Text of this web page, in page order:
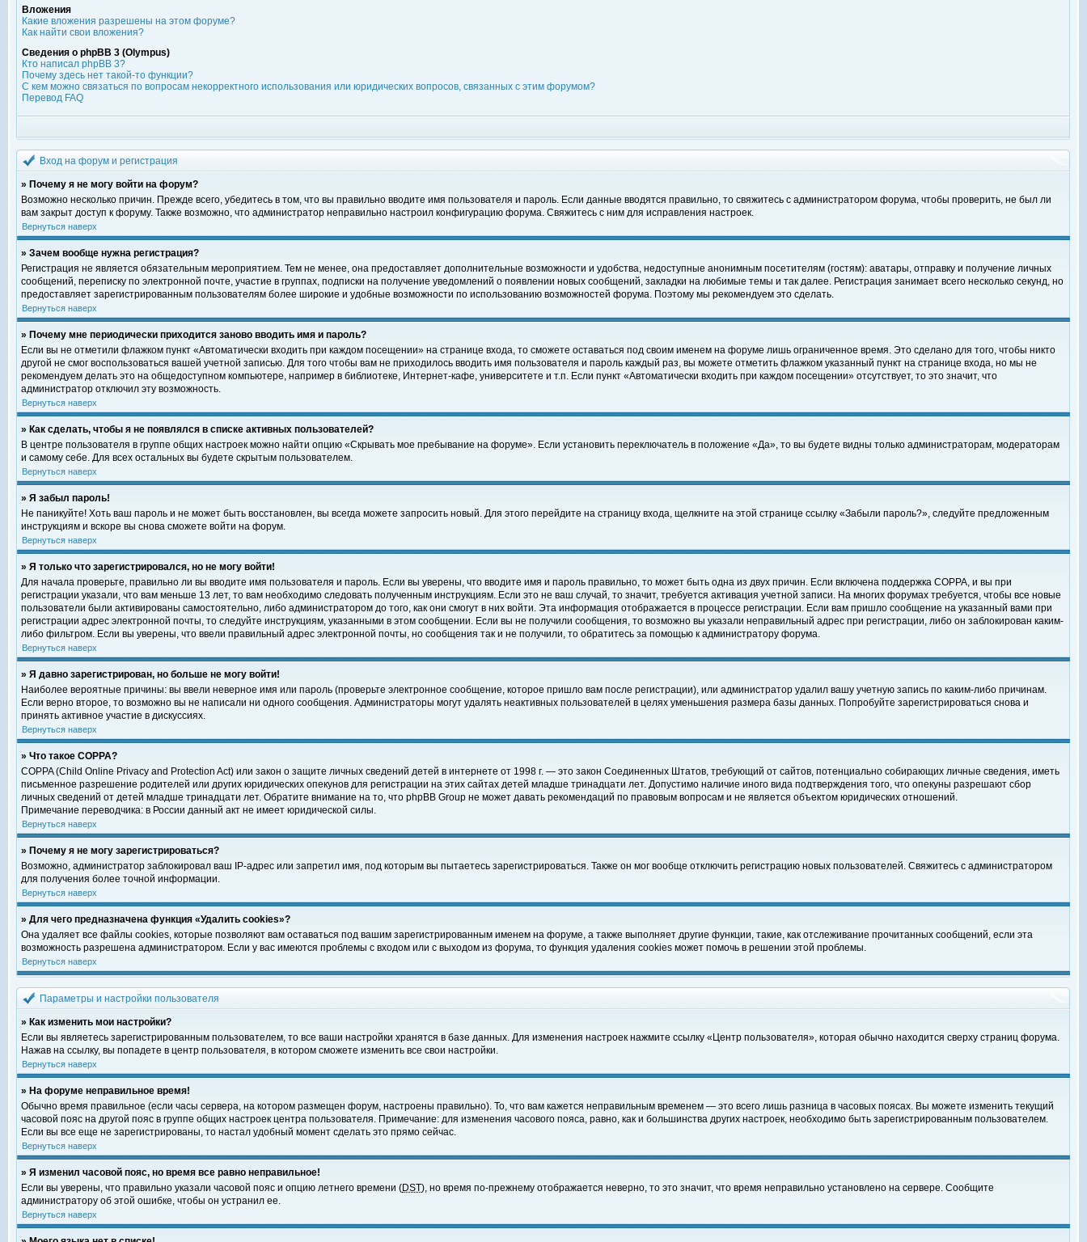
Вложения
Какие вложения разрешены на этом форуме?
Как найти свои вложения?
Сведения о phpBB 3 (Olympus)
Кто написал phpBB 3?
Почему здесь нет такой-то функции?
С кем можно связаться по вопросам некорректного использования или юридических вопросов, связанных с этим форумом?
Перевод FAQ
Вход на форум и регистрация
» Почему я не могу войти на форум?
Возможно несколько причин. Прежде всего, убедитесь в том, что вы правильно вводите имя пользователя и пароль. Если данные вводятся правильно, то свяжитесь с администратором форума, чтобы проверить, не был ли
вам закрыт доступ к форуму. Также возможно, что администратор неправильно настроил конфигурацию форума. Свяжитесь с ним для исправления настроек.
Вернуться наверх
» Зачем вообще нужна регистрация?
Регистрация не является обязательным мероприятием. Тем не менее, она предоставляет дополнительные возможности и удобства, недоступные анонимным посетителям (гостям): аватары, отправку и получение личных
сообщений, переписку по электронной почте, участие в группах, подписки на получение уведомлений о появлении новых сообщений, закладки на любимые темы и так далее. Регистрация занимает всего несколько секунд, но
предоставляет зарегистрированным пользователям более широкие и удобные возможности по использованию возможностей форума. Поэтому мы рекомендуем это сделать.
Вернуться наверх
» Почему мне периодически приходится заново вводить имя и пароль?
Если вы не отметили флажком пункт «Автоматически входить при каждом посещении» на странице входа, то сможете оставаться под своим именем на форуме лишь ограниченное время. Это сделано для того, чтобы никто
другой не смог воспользоваться вашей учетной записью. Для того чтобы вам не приходилось вводить имя пользователя и пароль каждый раз, вы можете отметить флажком указанный пункт на странице входа, но мы не
рекомендуем делать это на общедоступном компьютере, например в библиотеке, Интернет-кафе, университете и т.п. Если пункт «Автоматически входить при каждом посещении» отсутствует, то это значит, что
администратор отключил эту возможность.
Вернуться наверх
» Как сделать, чтобы я не появлялся в списке активных пользователей?
В центре пользователя в группе общих настроек можно найти опцию «Скрывать мое пребывание на форуме». Если установить переключатель в положение «Да», то вы будете видны только администраторам, модераторам
и самому себе. Для всех остальных вы будете скрытым пользователем.
Вернуться наверх
» Я забыл пароль!
Не паникуйте! Хоть ваш пароль и не может быть восстановлен, вы всегда можете запросить новый. Для этого перейдите на страницу входа, щелкните на этой странице ссылку «Забыли пароль?», следуйте предложенным
инструкциям и вскоре вы снова сможете войти на форум.
Вернуться наверх
» Я только что зарегистрировался, но не могу войти!
Для начала проверьте, правильно ли вы вводите имя пользователя и пароль. Если вы уверены, что вводите имя и пароль правильно, то может быть одна из двух причин. Если включена поддержка COPPA, и вы при
регистрации указали, что вам меньше 13 лет, то вам необходимо следовать полученным инструкциям. Если это не ваш случай, то значит, требуется активация учетной записи. На многих форумах требуется, чтобы все новые
пользователи были активированы самостоятельно, либо администратором до того, как они смогут в них войти. Эта информация отображается в процессе регистрации. Если вам пришло сообщение на указанный вами при
регистрации адрес электронной почты, то следуйте инструкциям, указанными в этом сообщении. Если вы не получили сообщения, то возможно вы указали неправильный адрес при регистрации, либо он заблокирован каким-
либо фильтром. Если вы уверены, что ввели правильный адрес электронной почты, но сообщения так и не получили, то обратитесь за помощью к администратору форума.
Вернуться наверх
» Я давно зарегистрирован, но больше не могу войти!
Наиболее вероятные причины: вы ввели неверное имя или пароль (проверьте электронное сообщение, которое пришло вам после регистрации), или администратор удалил вашу учетную запись по каким-либо причинам.
Если верно второе, то возможно вы не написали ни одного сообщения. Администраторы могут удалять неактивных пользователей в целях уменьшения размера базы данных. Попробуйте зарегистрироваться снова и
принять активное участие в дискуссиях.
Вернуться наверх
» Что такое COPPA?
COPPA (Child Online Privacy and Protection Act) или закон о защите личных сведений детей в интернете от 1998 г. — это закон Соединенных Штатов, требующий от сайтов, потенциально собирающих личные сведения, иметь
письменное разрешение родителей или других юридических опекунов для регистрации на этих сайтах детей младше тринадцати лет. Допустимо наличие иного вида подтверждения того, что опекуны разрешают сбор
личных сведений от детей младше тринадцати лет. Обратите внимание на то, что phpBB Group не может давать рекомендаций по правовым вопросам и не является объектом юридических отношений.
Примечание переводчика: в России данный акт не имеет юридической силы.
Вернуться наверх
» Почему я не могу зарегистрироваться?
Возможно, администратор заблокировал ваш IP-адрес или запретил имя, под которым вы пытаетесь зарегистрироваться. Также он мог вообще отключить регистрацию новых пользователей. Свяжитесь с администратором
для получения более точной информации.
Вернуться наверх
» Для чего предназначена функция «Удалить cookies»?
Она удаляет все файлы cookies, которые позволяют вам оставаться под вашим зарегистрированным именем на форуме, а также выполняет другие функции, такие, как отслеживание прочитанных сообщений, если эта
возможность разрешена администратором. Если у вас имеются проблемы с входом или с выходом из форума, то функция удаления cookies может помочь в решении этой проблемы.
Вернуться наверх
Параметры и настройки пользователя
» Как изменить мои настройки?
Если вы являетесь зарегистрированным пользователем, то все ваши настройки хранятся в базе данных. Для изменения настроек нажмите ссылку «Центр пользователя», которая обычно находится сверху страниц форума.
Нажав на ссылку, вы попадете в центр пользователя, в котором сможете изменить все свои настройки.
Вернуться наверх
» На форуме неправильное время!
Обычно время правильное (если часы сервера, на котором размещен форум, настроены правильно). То, что вам кажется неправильным временем — это всего лишь разница в часовых поясах. Вы можете изменить текущий
часовой пояс на другой пояс в группе общих настроек центра пользователя. Примечание: для изменения часового пояса, равно, как и большинства других настроек, необходимо быть зарегистрированным пользователем.
Если вы все еще не зарегистрированы, то настал удобный момент сделать это прямо сейчас.
Вернуться наверх
» Я изменил часовой пояс, но время все равно неправильное!
Если вы уверены, что правильно указали часовой пояс и опцию летнего времени (DST), но время по-прежнему отображается неверно, то это значит, что время неправильно установлено на сервере. Сообщите
администратору об этой ошибке, чтобы он устранил ее.
Вернуться наверх